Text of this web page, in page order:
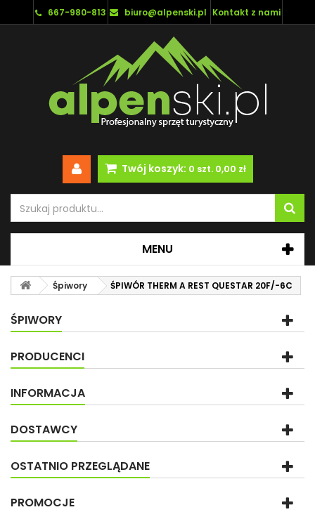
667-980-813 biuro@alpenski.pl Kontakt z nami
Twój koszyk: 0 szt. 0,00 zł
MENU
Śpiwory ŚPIWÓR THERM A REST QUESTAR 20F/-6C
ŚPIWORY
PRODUCENCI
INFORMACJA
DOSTAWCY
OSTATNIO PRZEGLĄDANE
PROMOCJE